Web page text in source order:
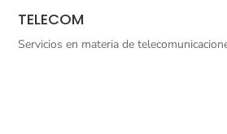
TELECOM
Servicios en materia de